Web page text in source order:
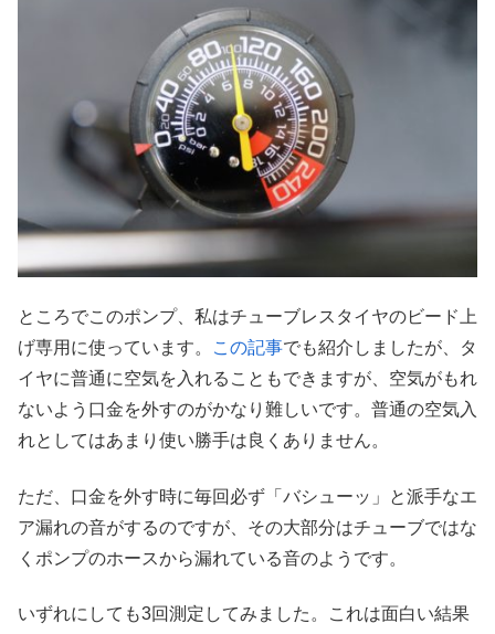
ところでこのポンプ、私はチューブレスタイヤのビード上
げ専用に使っています。
この記事でも紹介しましたが、タ
イヤに普通に空気を入れることもできますが、空気がもれ
ないよう口金を外すのがかなり難しいです。普通の空気入
れとしてはあまり使い勝手は良くありません。
ただ、口金を外す時に毎回必ず「バシューッ」と派手なエ
ア漏れの音がするのですが、その大部分はチューブではな
くポンプのホースから漏れている音のようです。
いずれにしても3回測定してみました。これは面白い結果